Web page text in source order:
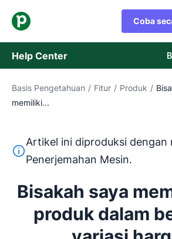
Coba
Help Center
Basis Pengetahuan
Hubungi Staf Dukungan
Basis Pengetahuan / Fitur / Produk /
memiliki...
Teks ini diterjemahkan dari
Artikel ini diproduksi dengan
Penerjemahan Mesin.
Bisakah saya
produk dalam